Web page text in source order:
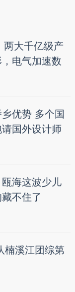
两大千亿级产
电气加速数
优势 多个国
国外设计师
瓯海这波少儿
不住了
楠溪江团综第